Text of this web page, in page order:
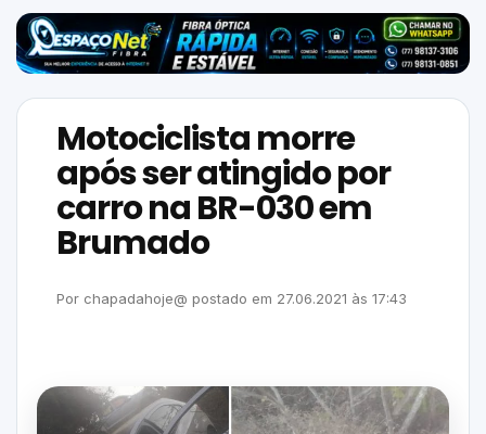
Motociclista morre
após ser atingido por
carro na BR-030 em
Brumado
Por chapadahoje@ postado em 27.06.2021 às 17:43